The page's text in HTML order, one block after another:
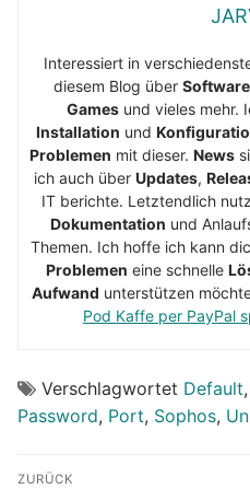
Interessiert in
diesem Blog über Software
Gamesund vieles mehr.
Installation und
Problemen mit dieser. News
ich auch über Updates,
IT berichte. Letztendlich
Dokumentation und
Themen. Ich hoffe ich kann
Problemen eine schnelle
Aufwand unterstützen
Pod Kaffe per PayPal
Verschlagwortet Default,
Password, Port, Sophos,
Beitragsnavigation
ZURÜCK